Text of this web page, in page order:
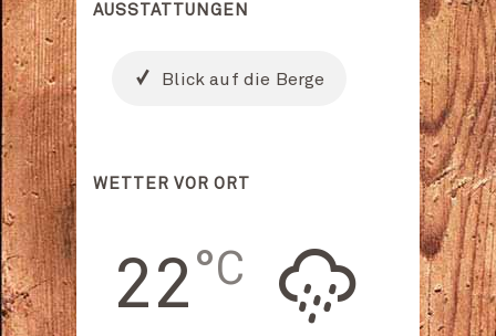
AUSSTATTUNGEN
Blick auf die Berge
WETTER VOR ORT
22°C